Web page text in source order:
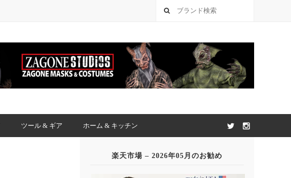
ツール & ギア ホーム & キッチン
楽天市場 – 2026年05月のお勧め